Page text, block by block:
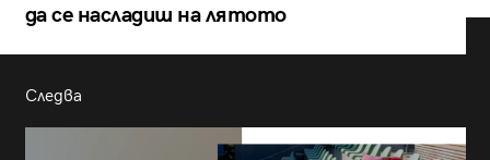
да се насладиш на лятото
Следва